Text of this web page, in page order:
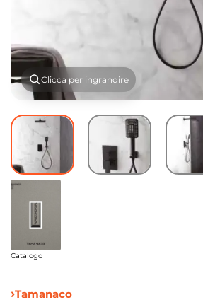
Clicca per ingrandire
Catalogo
Tamanaco